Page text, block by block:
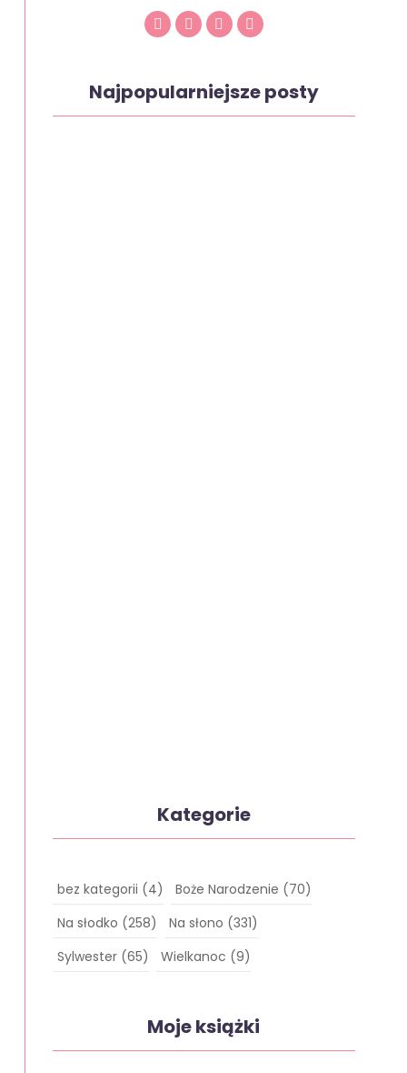
Najpopularniejsze posty
Kategorie
bez kategorii (4) Boże Narodzenie (70)
Na słodko (258) Na słono (331)
Sylwester(65) Wielkanoc (9)
Moje książki